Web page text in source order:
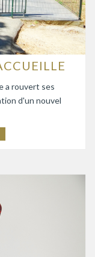
a rouvert ses
d'un nouvel